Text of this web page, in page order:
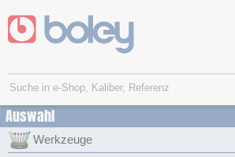
Auswahl
Werkzeuge